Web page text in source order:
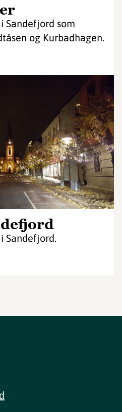
Sandefjord som
og Kurbadhagen.
Sandefjord.